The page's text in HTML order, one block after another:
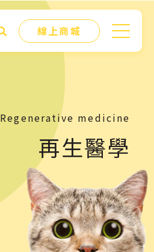
線上商城
Regenerative medicine
再生醫學